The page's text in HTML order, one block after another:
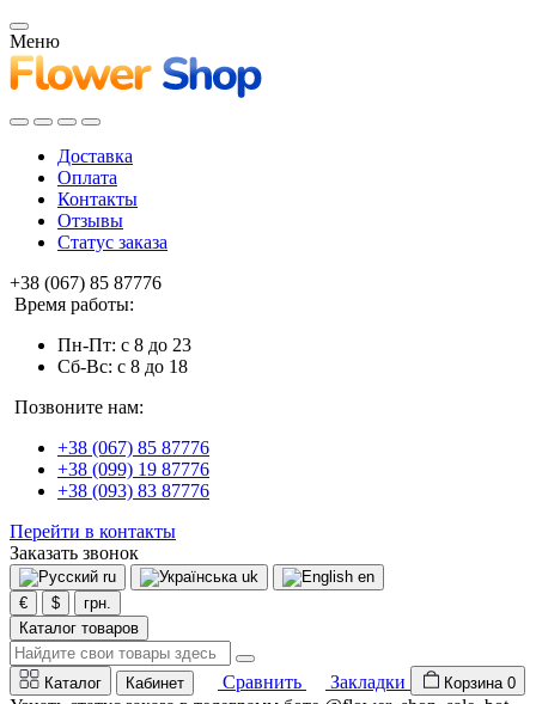
Меню
Доставка
Оплата
Контакты
Отзывы
Статус заказа
+38 (067) 85 87776
Время работы:
Пн-Пт: с 8 до 23
Сб-Вс: с 8 до 18
Позвоните нам:
+38 (067) 85 87776
+38 (099) 19 87776
+38 (093) 83 87776
Перейти в контакты
Заказать звонок
ru uk
en
€
$
грн.
Каталог товаров
Каталог Кабинет Сравнить Закладки Корзина 0